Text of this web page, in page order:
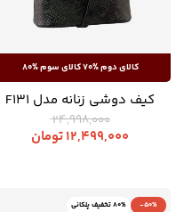
کیف دوشی زنانه مدل F131
24,998,000
12,499,000تومان
-50% 80% تخفیف پلکانی